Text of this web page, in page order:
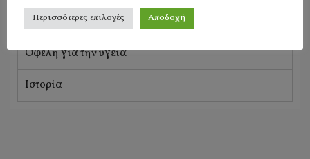
Οφέλη για την υγεία
Ιστορία
Περισσότερες επιλογές Αποδοχή